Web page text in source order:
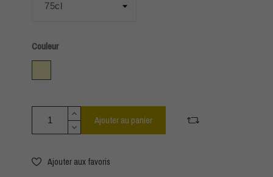
Couleur
Ajouter au panier
Ajouter aux favoris